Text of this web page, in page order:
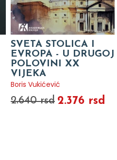
SVETA STOLICA I
EVROPA - U DRUGOJ
POLOVINI XX
VIJEKA
Boris Vukićević
2.640 rsd 2.376 rsd